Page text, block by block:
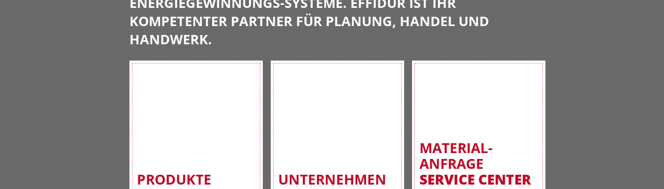
KOMPETENTER PARTNER FÜR PLANUNG, HANDEL UND
HANDWERK.
PRODUKTE UNTERNEHMEN
MATERIAL-
ANFRAGE
SERVICE CENTER